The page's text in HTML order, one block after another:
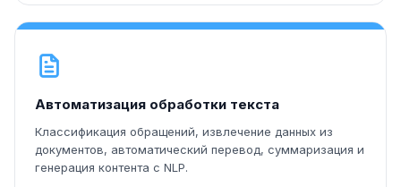
Автоматизация обработки текста
Классификация обращений, извлечение данных из
документов, автоматический перевод, суммаризация и
генерация контента с NLP.